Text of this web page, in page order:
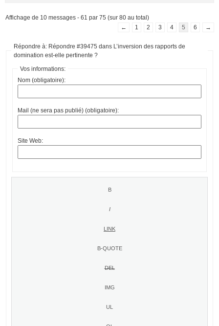
Affichage de 10 messages - 61 par 75 (sur 80 au total)
←
1 2 3 4 5 6 →
Répondre à: Répondre #39475 dans L’inversion des rapports de
domination est-elle pertinente ?
Vos informations:
Nom (obligatoire):
Mail (ne sera pas publié) (obligatoire):
Site Web: